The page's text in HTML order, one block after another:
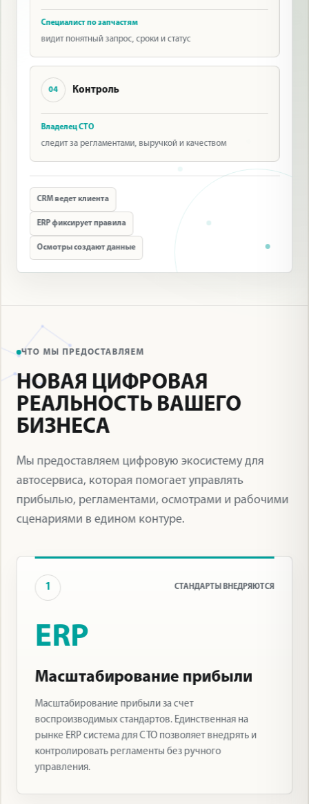
Специалист по запчастям
видит понятный запрос, сроки и статус
04 Контроль
Владелец СТО
следит за регламентами, выручкой и качеством
CRM ведет клиента
ERP фиксирует правила
Осмотры создают данные
ЧТО МЫ ПРЕДОСТАВЛЯЕМ
НОВАЯ ЦИФРОВАЯ
РЕАЛЬНОСТЬ ВАШЕГО
БИЗНЕСА
Мы предоставляем цифровую экосистему для
автосервиса, которая помогает управлять
прибылью, регламентами, осмотрами и рабочими
сценариями в едином контуре.
1 СТАНДАРТЫ ВНЕДРЯЮТСЯ
ERP
Масштабирование прибыли
Масштабирование прибыли за счет
воспроизводимых стандартов. Единственная на
рынке ERP система для СТО позволяет внедрять и
контролировать регламенты без ручного
управления.